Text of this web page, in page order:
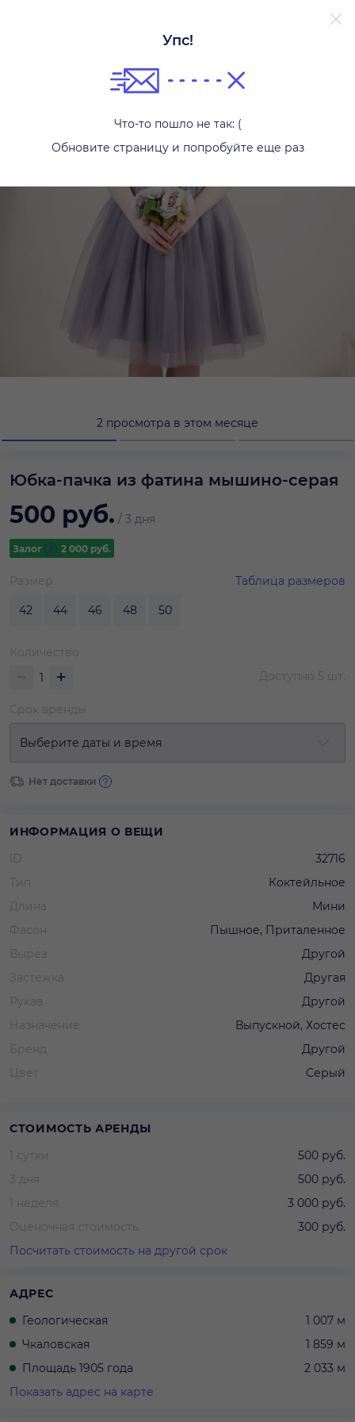
Упс!
Что-то пошло не так: (
Обновите страницу и попробуйте еще раз
2 просмотра в этом месяце
Юбка-пачка из фатина мышино-серая
500 руб. / 3 дня
Залог 2 000 руб.
Таблица размеров
Размер
42 44 46 48 50
Количество
Доступно 5 шт.
Срок аренды
Выберите даты и время
Нет доставки
ИНФОРМАЦИЯ О ВЕЩИ
ID
32716
Тип
Коктейльное
Длина
Мини
Фасон
Пышное, Приталенное
Вырез
Другой
Застежка
Другая
Рукав
Другой
Назначение
Выпускной, Хостес
Бренд
Другой
Цвет
Серый
СТОИМОСТЬ АРЕНДЫ
1 сутки
500 руб.
3 дня
500 руб.
1 неделя
3 000 руб.
Оценочная стоимость
300 руб.
Посчитать стоимость на другой срок
АДРЕС
Геологическая
1 007 м
Чкаловская
1 859 м
Площадь 1905 года
2 033 м
Показать адрес на карте